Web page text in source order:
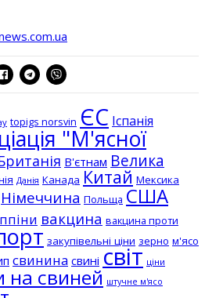
topigs norsvin ЄС Іспанія
"М'ясної
В'єтнам Велика
Данія Канада Китай Мексика
Німеччина Польща США
вакцина вакцина проти
закупівельні ціни зерно м'ясо
свинина свині світ ціни
на свиней штучне м'ясо